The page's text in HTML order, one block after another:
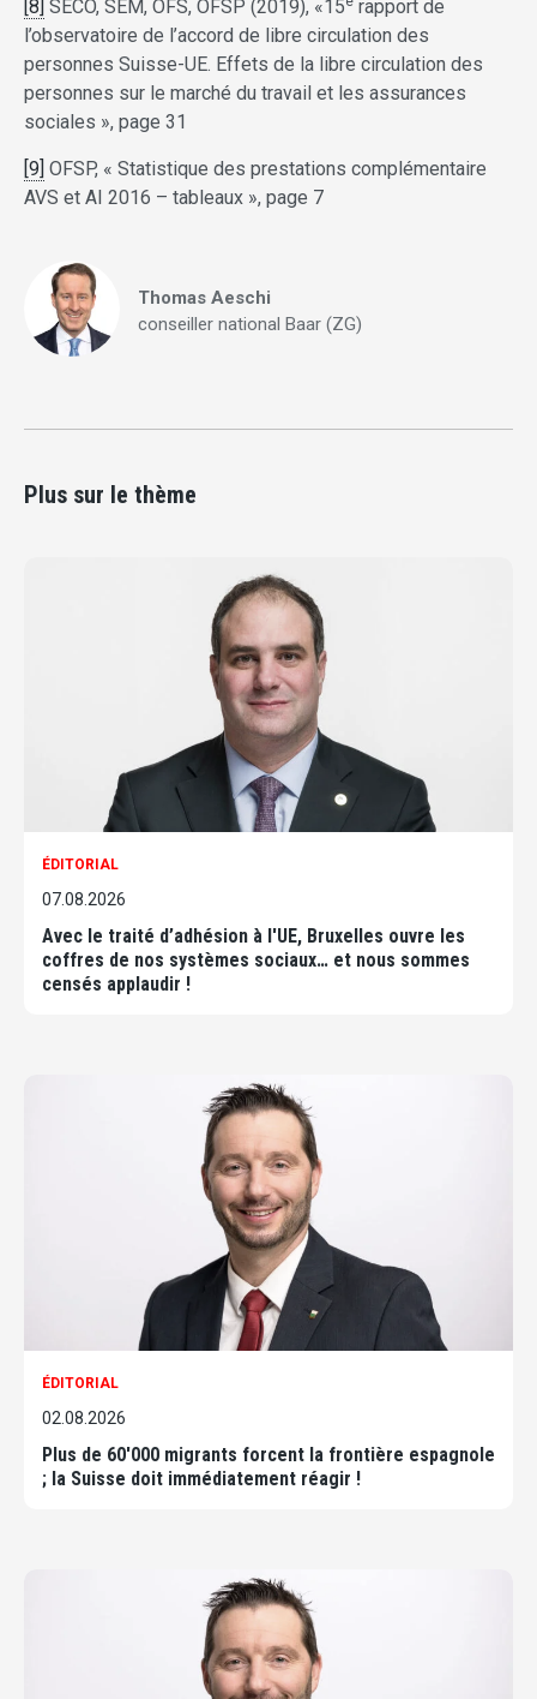
[8] SECO, SEM, OFS, OFSP (2019), «15
rapport de
l’observatoire de l’accord de libre circulation des
personnes Suisse-UE. Effets de la libre circulation des
personnes sur le marché du travail et les assurances
sociales », page 31
[9] OFSP, « Statistique des prestations complémentaire
AVS et AI 2016 – tableaux », page 7
Thomas Aeschi
conseiller national Baar (ZG)
Plus sur le thème
ÉDITORIAL
07.08.2026
Avec le traité d’adhésion à l'UE, Bruxelles ouvre les
coffres de nos systèmes sociaux… et nous sommes
censés applaudir !
ÉDITORIAL
02.08.2026
Plus de 60'000 migrants forcent la frontière espagnole
; la Suisse doit immédiatement réagir !